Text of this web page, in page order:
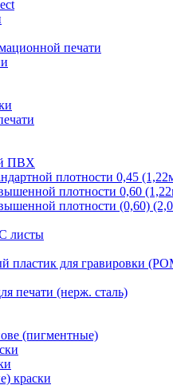
печати
ПВХ
плотности 0,45
плотности 0,60
плотности (0,60)
листы
пластик для гравировки
печати (нерж. сталь)
(пигментные)
краски